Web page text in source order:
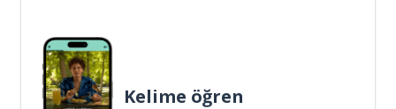
Kelime öğren